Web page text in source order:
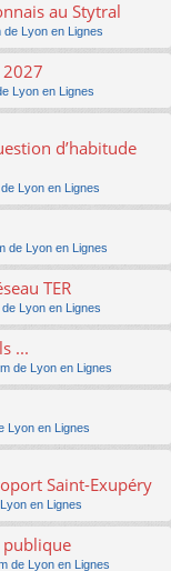
au Stytral
de Lyon en Lignes
2027
Lyon en Lignes
d’habitude
de Lyon en Lignes
de Lyon en Lignes
TER
de Lyon en Lignes
...
de Lyon en Lignes
Lyon en Lignes
Saint-Exupéry
Lyon en Lignes
publique
de Lyon en Lignes